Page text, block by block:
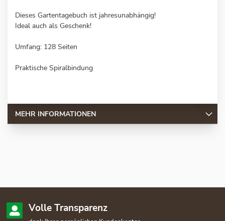
Dieses Gartentagebuch ist jahresunabhängig!
Ideal auch als Geschenk!
Umfang: 128 Seiten
Praktische Spiralbindung
MEHR INFORMATIONEN
Volle Transparenz